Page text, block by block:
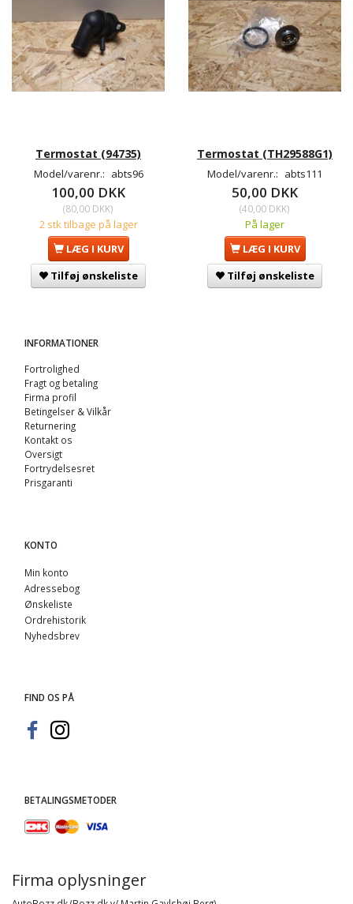
Termostat (94735)
Model/varenr.: abts96
100,00 DKK
(80,00 DKK)
2 stk tilbage på lager
LÆG I KURV
Tilføj ønskeliste
Termostat (TH29588G1)
Model/varenr.: abts111
50,00 DKK
(40,00 DKK)
På lager
LÆG I KURV
Tilføj ønskeliste
INFORMATIONER
Fortrolighed
Fragt og betaling
Firma profil
Betingelser & Vilkår
Returnering
Kontakt os
Oversigt
Fortrydelsesret
Prisgaranti
KONTO
Min konto
Adressebog
Ønskeliste
Ordrehistorik
Nyhedsbrev
FIND OS PÅ
BETALINGSMETODER
Firma oplysninger